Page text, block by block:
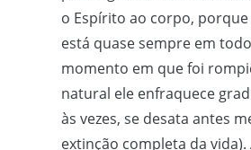
o Espírito ao corpo, porque
está quase sempre em
momento em que foi
natural ele enfraquece
às vezes, se desata antes
extinção completa da vida).